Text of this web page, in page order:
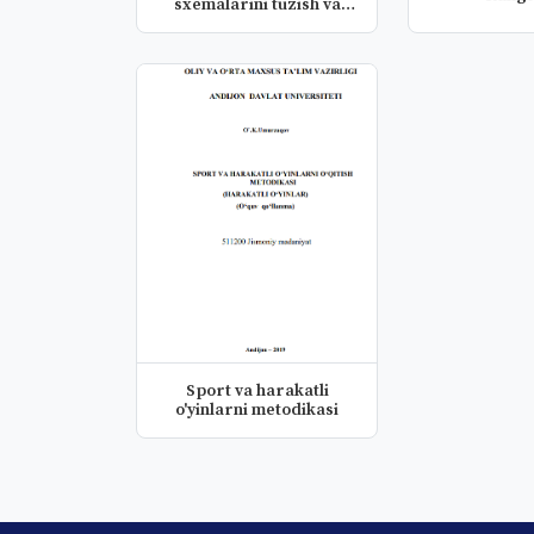
sxemalarini tuzish va
Sport va harakatli
o'yinlarni metodikasi